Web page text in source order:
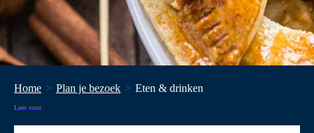
Home Plan je bezoek Eten & drinken
Lees voor